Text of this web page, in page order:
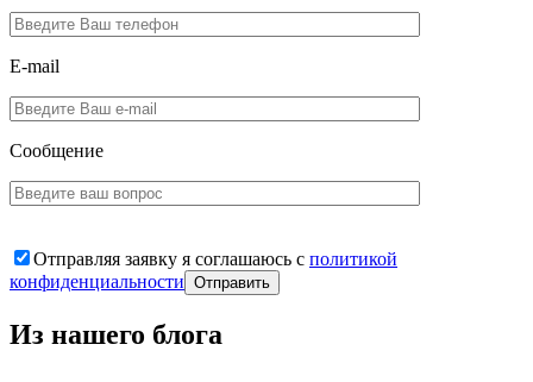
E-mail
Сообщение
Отправляя заявку я соглашаюсь с политикой
конфиденциальности
Из нашего блога